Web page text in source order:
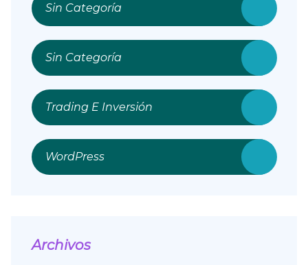
Sin Categoría
Sin Categoría
Trading E Inversión
WordPress
Archivos